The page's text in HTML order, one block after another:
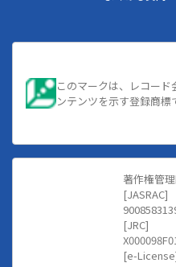
このマークは、レコー
ンテンツを示す登録商標
著作権管
[JASRAC]
[JRC]
[e-